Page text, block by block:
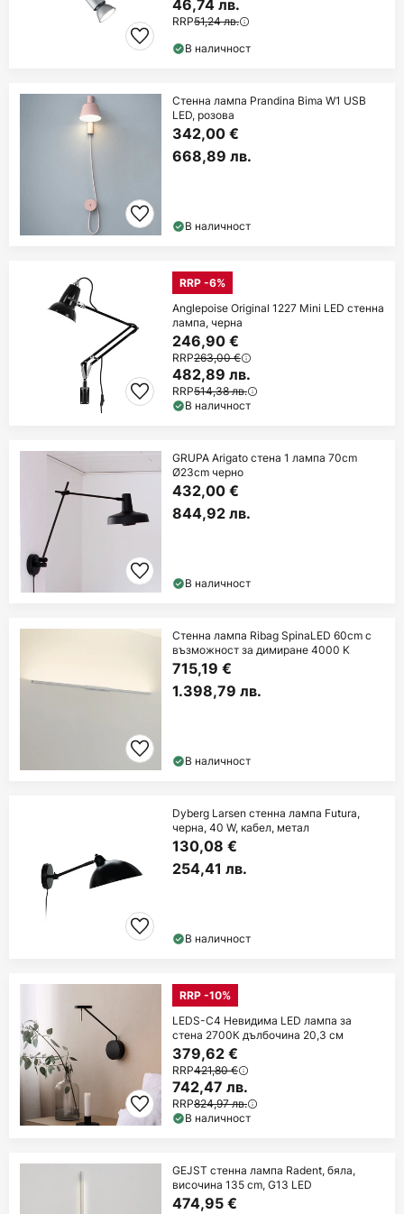
46,74 лв.
RRP51,24 лв.
В наличност
Стенна лампа Prandina Bima W1 USB
LED, розова
342,00 €
668,89 лв.
В наличност
RRP -6%
Anglepoise Original 1227 Mini LED стенна
лампа, черна
246,90 €
RRP263,00 €
482,89 лв.
RRP514,38 лв.
В наличност
GRUPA Arigato стена 1 лампа 70cm
Ø23cm черно
432,00 €
844,92 лв.
В наличност
Стенна лампа Ribag SpinaLED 60cm с
възможност за димиране 4000 K
715,19 €
1.398,79 лв.
В наличност
Dyberg Larsen стенна лампа Futura,
черна, 40 W, кабел, метал
130,08 €
254,41 лв.
В наличност
RRP -10%
LEDS-C4 Невидима LED лампа за
стена 2700К дълбочина 20,3 см
379,62 €
RRP421,80 €
742,47 лв.
RRP824,97 лв.
В наличност
GEJST стенна лампа Radent, бяла,
височина 135 cm, G13 LED
474,95 €